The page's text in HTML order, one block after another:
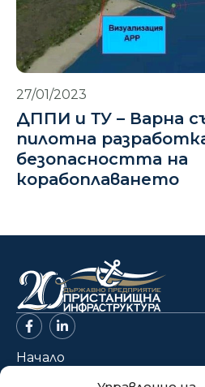
27/01/2023
ДППИ и ТУ – Варна
пилотна
безопасността на
корабоплаването
Начало